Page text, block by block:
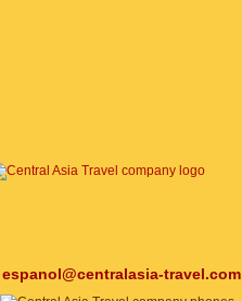
espanol@centralasia-travel.com